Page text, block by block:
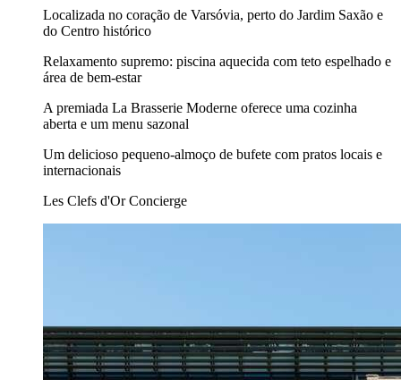
Localizada no coração de Varsóvia, perto do Jardim Saxão e
do Centro histórico
Relaxamento supremo: piscina aquecida com teto espelhado e
área de bem-estar
A premiada La Brasserie Moderne oferece uma cozinha
aberta e um menu sazonal
Um delicioso pequeno-almoço de bufete com pratos locais e
internacionais
Les Clefs d'Or Concierge